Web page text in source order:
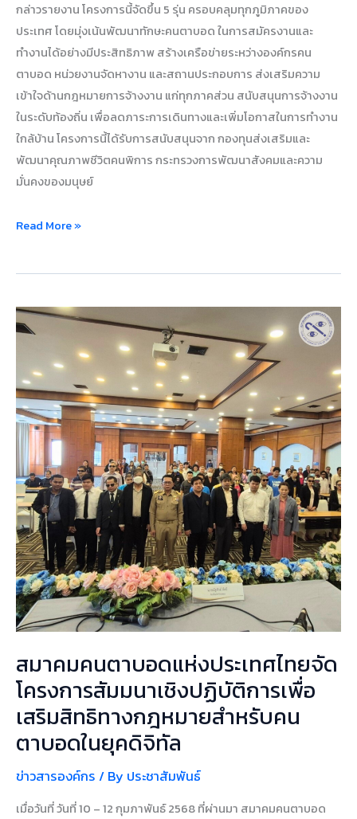
กล่าวรายงาน โครงการนี้จัดขึ้น 5 รุ่น ครอบคลุมทุกภูมิภาคของ
ประเทศ โดยมุ่งเน้นพัฒนาทักษะคนตาบอด ในการสมัครงานและ
ทำงานได้อย่างมีประสิทธิภาพ สร้างเครือข่ายระหว่างองค์กรคน
ตาบอด หน่วยงานจัดหางาน และสถานประกอบการ ส่งเสริมความ
เข้าใจด้านกฎหมายการจ้างงาน แก่ทุกภาคส่วน สนับสนุนการจ้างงาน
ในระดับท้องถิ่น เพื่อลดภาระการเดินทางและเพิ่มโอกาสในการทำงาน
ใกล้บ้าน โครงการนี้ได้รับการสนับสนุนจาก กองทุนส่งเสริมและ
พัฒนาคุณภาพชีวิตคนพิการ กระทรวงการพัฒนาสังคมและความ
มั่นคงของมนุษย์
Read More »
สมาคมคนตาบอดแห่งประเทศไทยจัด
โครงการสัมมนาเชิงปฏิบัติการเพื่อ
เสริมสิทธิทางกฎหมายสำหรับคน
ตาบอดในยุคดิจิทัล
ข่าวสารองค์กร / By ประชาสัมพันธ์
เมื่อวันที่ วันที่ 10 – 12 กุมภาพันธ์ 2568 ที่ผ่านมา สมาคมคนตาบอด
สมาคม
คน
แห่ง
ประเทศไทย
จัด
โครงการ
สัมมนา
เชิง
ปฏิบัติ
การ
เพื่อ
เสริม
สิทธิ
ทาง
สำหรับ
คน
ตาบอด
ใน
ยุค
ดิจิทัล